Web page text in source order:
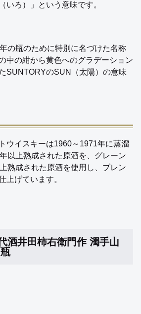
いろ）」という意味です。
の瓶のために特別に名づけた名称
中の紺から黄色へのグラデーション
SUNTORYのSUN（太陽）の意味
ウイスキーは1960～1971年に蒸溜
以上熟成された原酒を、グレーン
熟成された原酒を使用し、ブレン
上げています。
酒井田柿右衛門作 濁手山